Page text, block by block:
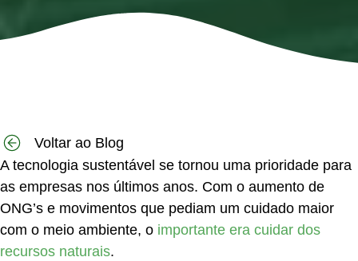
Voltar ao Blog
A tecnologia sustentável se tornou uma prioridade para
as empresas nos últimos anos. Com o aumento de
ONG’s e movimentos que pediam um cuidado maior
com o meio ambiente, o importante era cuidar dos
recursos naturais.